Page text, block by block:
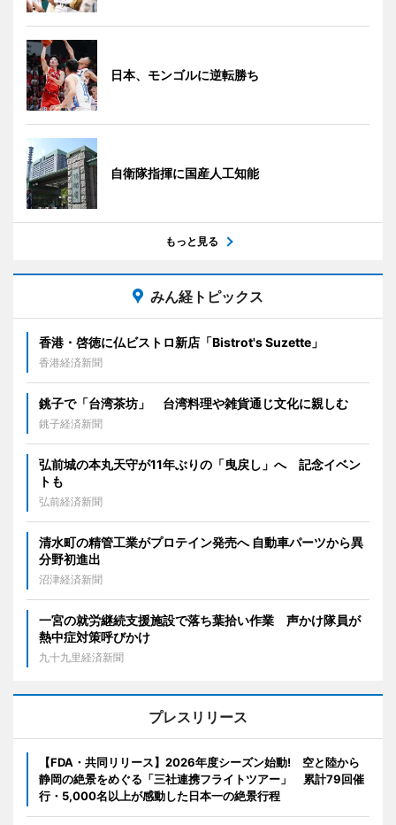
日本、モンゴルに逆転勝ち
自衛隊指揮に国産人工知能
もっと見る
みん経トピックス
香港・啓徳に仏ビストロ新店「Bistrot's Suzette」
香港経済新聞
銚子で「台湾茶坊」 台湾料理や雑貨通じ文化に親しむ
銚子経済新聞
弘前城の本丸天守が11年ぶりの「曳戻し」へ 記念イベン
トも
弘前経済新聞
清水町の精管工業がプロテイン発売へ 自動車パーツから異
分野初進出
沼津経済新聞
一宮の就労継続支援施設で落ち葉拾い作業 声かけ隊員が
熱中症対策呼びかけ
九十九里経済新聞
プレスリリース
【FDA・共同リリース】2026年度シーズン始動! 空と陸から
静岡の絶景をめぐる「三社連携フライトツアー」 累計79回催
行・5,000名以上が感動した日本一の絶景行程